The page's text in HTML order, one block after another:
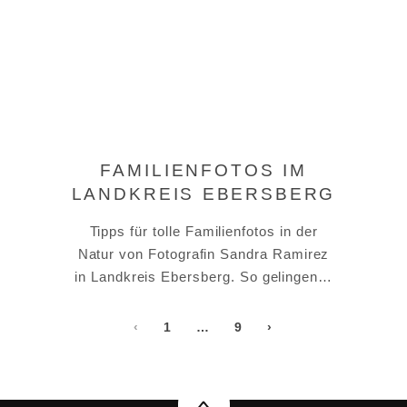
FAMILIENFOTOS IM
LANDKREIS EBERSBERG
Tipps für tolle Familienfotos in der
Natur von Fotografin Sandra Ramirez
in Landkreis Ebersberg. So gelingen…
‹ 1 … 9 ›